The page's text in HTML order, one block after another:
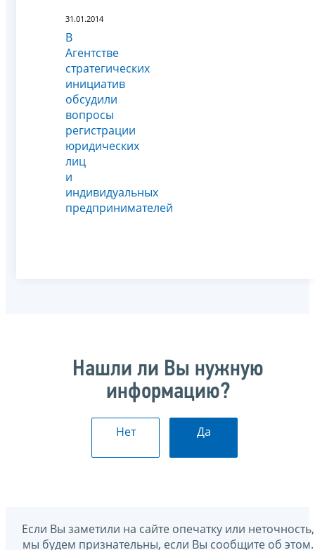
31.01.2014
В
Агентстве
стратегических
инициатив
обсудили
вопросы
регистрации
юридических
лиц
и
индивидуальных
предпринимателей
Нашли ли Вы нужную
информацию?
Нет Да
Если Вы заметили на сайте опечатку или неточность,
мы будем признательны, если Вы сообщите об этом.